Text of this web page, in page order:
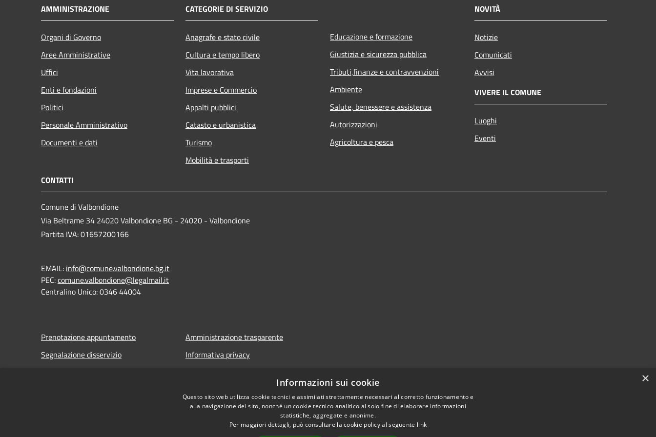
AMMINISTRAZIONE
Organi di Governo
Aree Amministrative
Uffici
Enti e fondazioni
Politici
Personale Amministrativo
Documenti e dati
CATEGORIE DI SERVIZIO
Anagrafe e stato civile
Cultura e tempo libero
Vita lavorativa
Imprese e Commercio
Appalti pubblici
Catasto e urbanistica
Turismo
Mobilità e trasporti
Educazione e formazione
Giustizia e sicurezza pubblica
Tributi,finanze e contravvenzioni
Ambiente
Salute, benessere e assistenza
Autorizzazioni
Agricoltura e pesca
NOVITÀ
Notizie
Comunicati
Avvisi
VIVERE IL COMUNE
Luoghi
Eventi
CONTATTI
Comune di Valbondione
Via Beltrame 34 24020 Valbondione BG - 24020 - Valbondione
Partita IVA: 01657200166
EMAIL: info@comune.valbondione.bg.it
PEC:comune.valbondione@legalmail.it
Centralino Unico: 0346 44004
Prenotazione appuntamento
Segnalazione disservizio
Amministrazione trasparente
Informativa privacy
Dichiarazione di accessibilità
×
Informazioni sui cookie
Questo sito web utilizza cookie tecnici e assimilati strettamente necessari al corretto funzionamento e
alla navigazione del sito, nonché un cookie tecnico analitico al solo fine di elaborare informazioni
statistiche, aggregate e anonime.
Per maggiori dettagli, può consultare la cookie policy al seguente link